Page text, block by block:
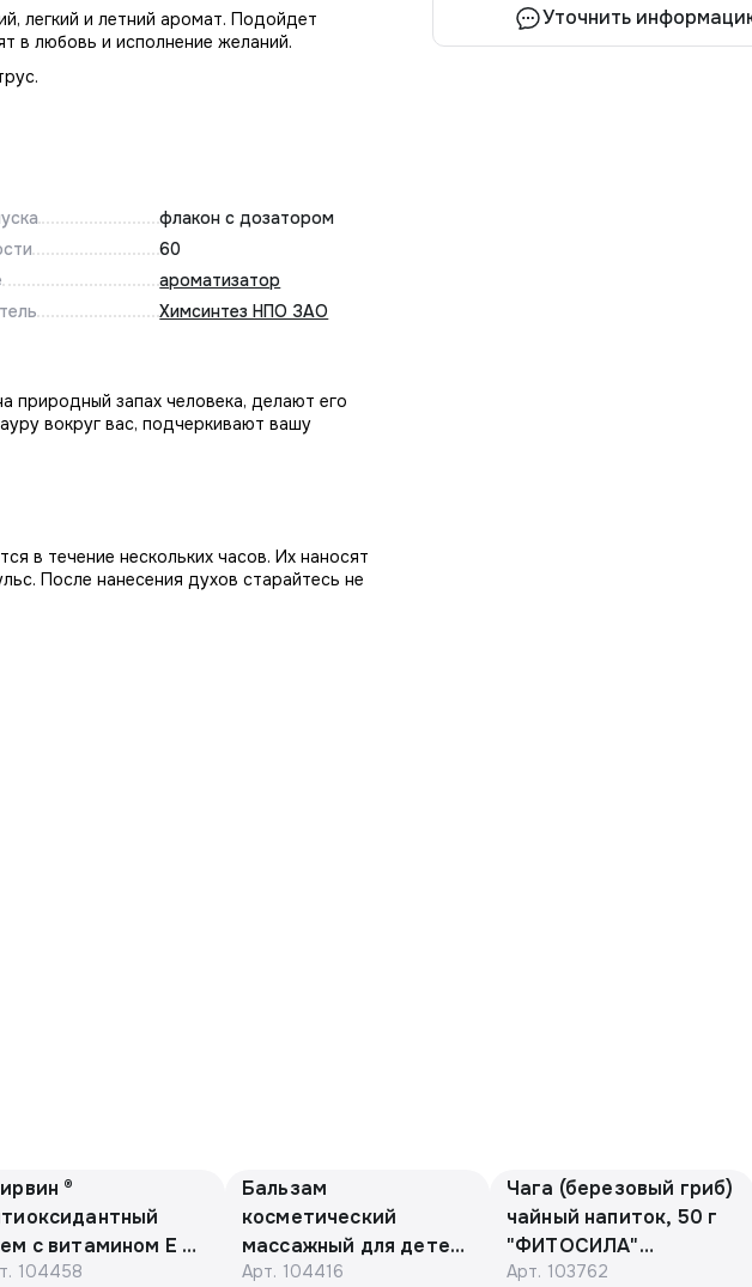
и летний аромат. Подойдет
в любовь и исполнение желаний.
флакон с дозатором
60
ароматизатор
Химсинтез НПО ЗАО
природный запах человека, делают его
вокруг вас, подчеркивают вашу
в течение нескольких часов. Их наносят
После нанесения духов старайтесь не
Уточнить
®
с витамином Е и
макадамии
104458
Бальзам
косметический
массажный для детей
с барсучьим жиром
Арт. 104416
Чага (березовый гриб)
чайный напиток, 50 г
"ФИТОСИЛА"
(коробочка)
Арт. 103762